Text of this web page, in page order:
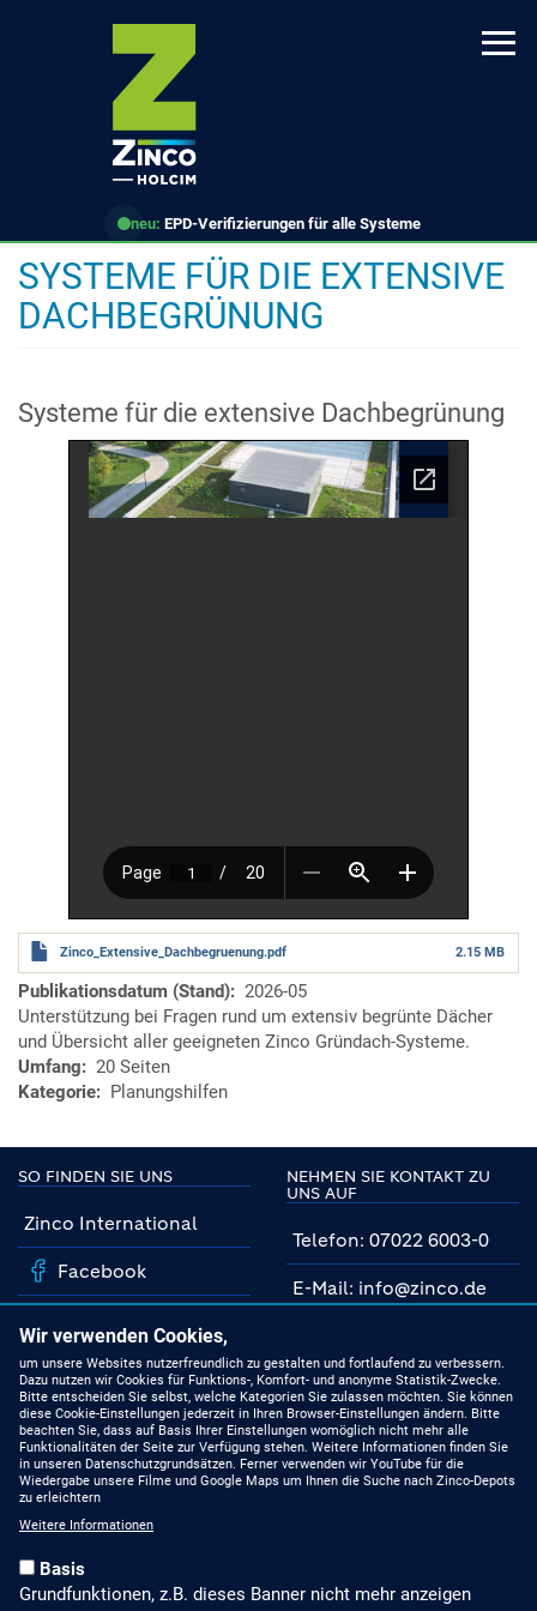
neu: EPD-Verifizierungen für alle Systeme
SYSTEME FÜR DIE EXTENSIVE
DACHBEGRÜNUNG
Systeme für die extensive Dachbegrünung
Zinco_Extensive_Dachbegruenung.pdf 2.15 MB
Publikationsdatum (Stand)
2026-05
Unterstützung bei Fragen rund um extensiv begrünte Dächer
und Übersicht aller geeigneten Zinco Gründach-Systeme.
Umfang
20 Seiten
Kategorie
Planungshilfen
SO FINDEN SIE UNS
Zinco International
Facebook
YouTube
Linkedin
NEHMEN SIE KONTAKT ZU
UNS AUF
Telefon: 07022 6003-0
E-Mail: info@zinco.de
MIT UNS AUF DEM
NEUESTEN STAND
Produkte
Stellenangebote
Wir verwenden Cookies,
um unsere Websites nutzerfreundlich zu gestalten und fortlaufend zu verbessern.
Dazu nutzen wir Cookies für Funktions-, Komfort- und anonyme Statistik-Zwecke.
Bitte entscheiden Sie selbst, welche Kategorien Sie zulassen möchten. Sie können
diese Cookie-Einstellungen jederzeit in Ihren Browser-Einstellungen ändern. Bitte
beachten Sie, dass auf Basis Ihrer Einstellungen womöglich nicht mehr alle
Funktionalitäten der Seite zur Verfügung stehen. Weitere Informationen finden Sie
in unseren Datenschutzgrundsätzen. Ferner verwenden wir YouTube für die
Wiedergabe unsere Filme und Google Maps um Ihnen die Suche nach Zinco-Depots
zu erleichtern
Weitere Informationen
Basis
Grundfunktionen, z.B. dieses Banner nicht mehr anzeigen